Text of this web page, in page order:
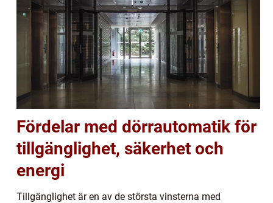
Fördelar med dörrautomatik för
tillgänglighet, säkerhet och
energi
Tillgänglighet är en av de största vinsterna med